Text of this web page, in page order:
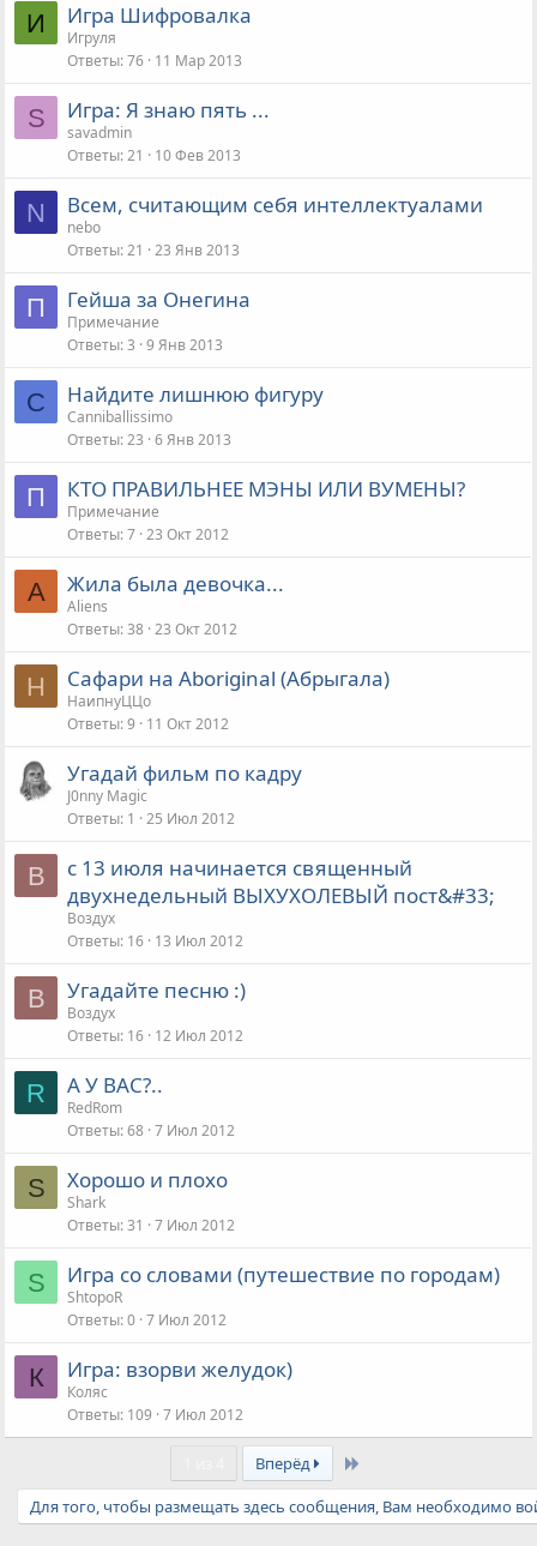
И Игра Шифровалка
Игруля
Ответы 76 11 Мар 2013
S Игра: Я знаю пять ...
savadmin
Ответы 21 10 Фев 2013
N Всем, считающим себя интеллектуалами
nebo
Ответы 21 23 Янв 2013
П Гейша за Онегина
Примечание
Ответы 3 9 Янв 2013
C Найдите лишнюю фигуру
Canniballissimo
Ответы 23 6 Янв 2013
П КТО ПРАВИЛЬНЕЕ МЭНЫ ИЛИ ВУМЕНЫ?
Примечание
Ответы 7 23 Окт 2012
A Жила была девочка...
Aliens
Ответы 38 23 Окт 2012
Н Сафари на Аboriginal (Абрыгала)
НаипнуЦЦо
Ответы 9 11 Окт 2012
Угадай фильм по кадру
J0nny Magic
Ответы 1 25 Июл 2012
В
с 13 июля начинается священный
двухнедельный ВЫХУХОЛЕВЫЙ пост&#33;
Воздух
Ответы 16 13 Июл 2012
В Угадайте песню :)
Воздух
Ответы 16 12 Июл 2012
R А У ВАС?..
RedRom
Ответы 68 7 Июл 2012
S Хорошо и плохо
Shark
Ответы 31 7 Июл 2012
S Игра со словами (путешествие по городам)
ShtopoR
Ответы 0 7 Июл 2012
К Игра: взорви желудок)
Коляс
Ответы 109 7 Июл 2012
Вперёд Last
Для того, чтобы размещать здесь сообщения, Вам необходимо